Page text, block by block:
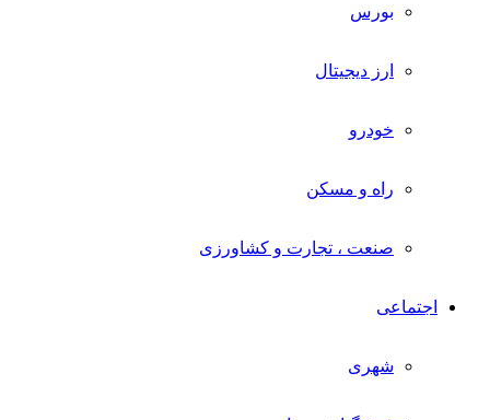
بورس
ارز دیجیتال
خودرو
راه و مسکن
صنعت ، تجارت و کشاورزی
اجتماعی
شهری